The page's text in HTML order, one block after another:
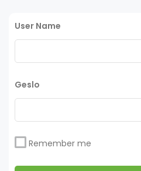
User Name
Geslo
Remember me